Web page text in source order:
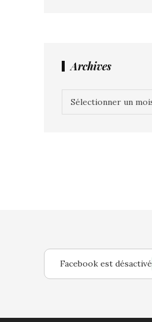
Archives
Facebook est désactivé